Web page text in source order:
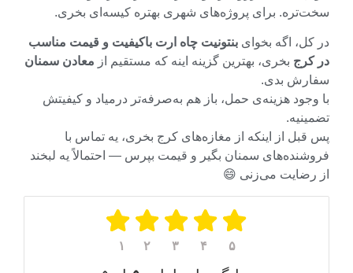
برای پروژه‌های شهری بهتره کیسه‌ای بخری.
اگه بخوایبنتونیت چاه ارت باکیفیت و قیمت مناسب
بخری، بهترین گزینه اینه که مستقیم ازمعادن سمنان
بدی.
هزینه‌ی حمل، باز هم به‌صرفه‌تر درمیاد و کیفیتش
از اینکه از مغازه‌های کرج بخری، یه تماس با
سمنان بگیر و قیمت بپرس — احتمالاً یه لبخند
می‌زنی 😄